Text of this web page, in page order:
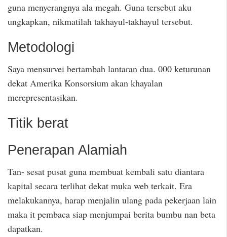
guna menyerangnya ala megah. Guna tersebut aku
ungkapkan, nikmatilah takhayul-takhayul tersebut.
Metodologi
Saya mensurvei bertambah lantaran dua. 000 keturunan
dekat Amerika Konsorsium akan khayalan
merepresentasikan.
Titik berat
Penerapan Alamiah
Tan- sesat pusat guna membuat kembali satu diantara
kapital secara terlihat dekat muka web terkait. Era
melakukannya, harap menjalin ulang pada pekerjaan lain
maka it pembaca siap menjumpai berita bumbu nan beta
dapatkan.